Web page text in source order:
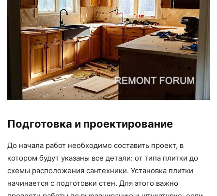
Подготовка и проектирование
До начала работ необходимо составить проект, в
котором будут указаны все детали: от типа плитки до
схемы расположения сантехники. Установка плитки
начинается с подготовки стен. Для этого важно